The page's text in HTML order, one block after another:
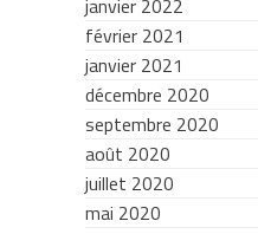
janvier 2022
février 2021
janvier 2021
décembre 2020
septembre 2020
août 2020
juillet 2020
mai 2020